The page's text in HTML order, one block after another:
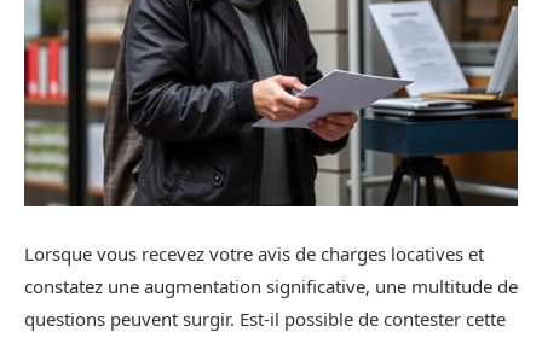
Lorsque vous recevez votre avis de charges locatives et
constatez une augmentation significative, une multitude de
questions peuvent surgir. Est-il possible de contester cette